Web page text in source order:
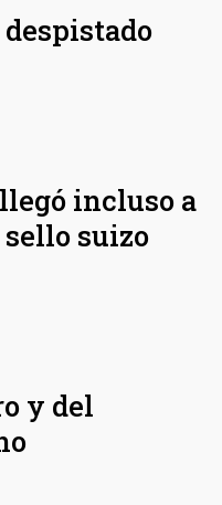
incluso a
suizo
y del